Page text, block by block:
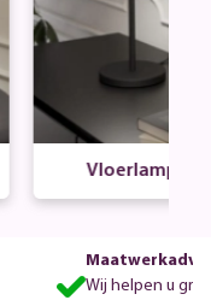
Vloerlampen
Wij helpen u